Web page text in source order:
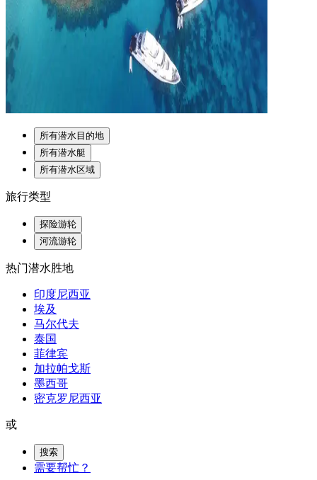
所有潜水目的地
所有潜水艇
所有潜水区域
旅行类型
探险游轮
河流游轮
热门潜水胜地
印度尼西亚
埃及
马尔代夫
泰国
菲律宾
加拉帕戈斯
墨西哥
密克罗尼西亚
或
搜索
需要帮忙？